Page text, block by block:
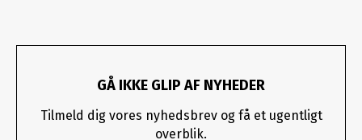
GÅ IKKE GLIP AF NYHEDER
Tilmeld dig vores nyhedsbrev og få et ugentligt
overblik.